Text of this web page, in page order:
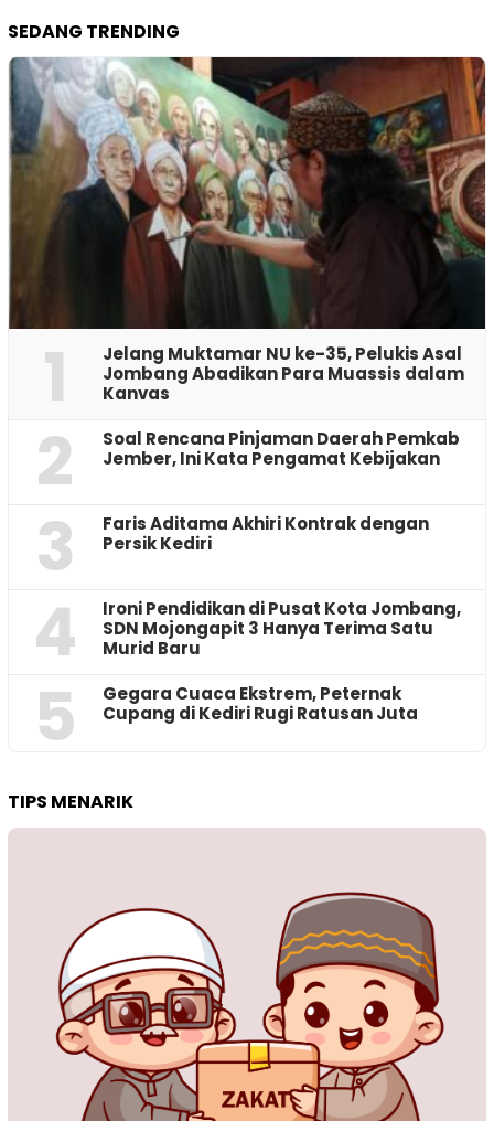
SEDANG TRENDING
1
Jelang Muktamar NU ke-35, Pelukis Asal
Jombang Abadikan Para Muassis dalam
Kanvas
2
‎Soal Rencana Pinjaman Daerah Pemkab
Jember, Ini Kata Pengamat Kebijakan ‎
3
Faris Aditama Akhiri Kontrak dengan
Persik Kediri
4
Ironi Pendidikan di Pusat Kota Jombang,
SDN Mojongapit 3 Hanya Terima Satu
Murid Baru
5
‎Gegara Cuaca Ekstrem, Peternak
Cupang di Kediri Rugi Ratusan Juta
TIPS MENARIK